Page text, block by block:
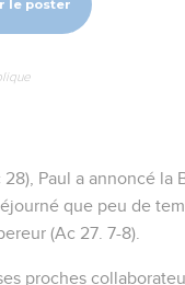
le poster
Paul a annoncé la
que peu de
(Ac 27. 7-8).
proches